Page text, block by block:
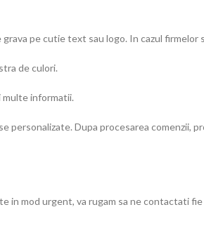
pe cutie text sau logo. In cazul firmelor
de culori.
multe informatii.
Dupa procesarea comenzii,
in mod urgent, va rugam sa ne contactati fie